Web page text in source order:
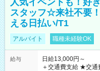
人気イベントも！好
スタッフ☆来社不要
える日払い/T1
アルバイト 職種未経験OK
給与
日給13,000円～
＋交通費支給 ★交通費全額支給！ ┗案件により規定あり ★日払